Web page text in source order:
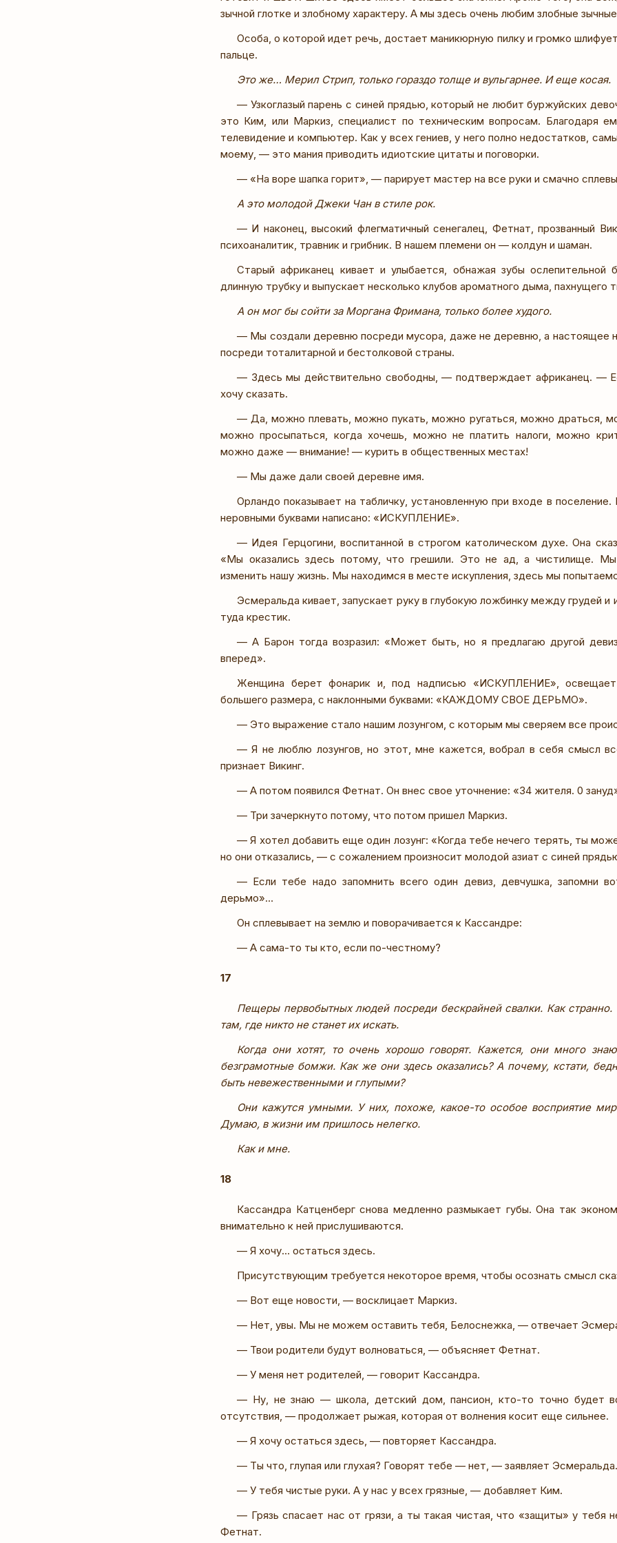
зычной глотке и злобному характеру. А мы здесь очень любим злобные
Особа, о которой идет речь, достает маникюрную пилку и громко
пальце.
Это же… Мерил Стрип, только гораздо толще и вульгарнее. И еще косая.
— Узкоглазый парень с синей прядью, который не любит буржуйских
это Ким, или Маркиз, специалист по техническим вопросам. Благодаря
телевидение и компьютер. Как у всех гениев, у него полно недостатков,
моему, — это мания приводить идиотские цитаты и поговорки.
— «На воре шапка горит», — парирует мастер на все руки и смачно
А это молодой Джеки Чан в стиле рок.
— И наконец, высокий флегматичный сенегалец, Фетнат, прозванный
психоаналитик, травник и грибник. В нашем племени он — колдун и шаман.
Старый африканец кивает и улыбается, обнажая зубы ослепительной
длинную трубку и выпускает несколько клубов ароматного дыма, пахнущего
А он мог бы сойти за Моргана Фримана, только более худого.
— Мы создали деревню посреди мусора, даже не деревню, а настоящее
посреди тоталитарной и бестолковой страны.
— Здесь мы действительно свободны, — подтверждает африканец. —
хочу сказать.
— Да, можно плевать, можно пукать, можно ругаться, можно драться,
можно просыпаться, когда хочешь, можно не платить налоги, можно
можно даже — внимание! — курить в общественных местах!
— Мы даже дали своей деревне имя.
Орландо показывает на табличку, установленную при входе в
неровными буквами написано: «ИСКУПЛЕНИЕ».
— Идея Герцогини, воспитанной в строгом католическом духе. Она
«Мы оказались здесь потому, что грешили. Это не ад, а чистилище.
изменить нашу жизнь. Мы находимся в месте искупления, здесь мы
Эсмеральда кивает, запускает руку в глубокую ложбинку между грудей и
туда крестик.
— А Барон тогда возразил: «Может быть, но я предлагаю другой
вперед».
Женщина берет фонарик и, под надписью «ИСКУПЛЕНИЕ», освещает
большего размера, с наклонными буквами: «КАЖДОМУ СВОЕ ДЕРЬМО».
— Это выражение стало нашим лозунгом, с которым мы сверяем все
— Я не люблю лозунгов, но этот, мне кажется, вобрал в себя смысл
признает Викинг.
— А потом появился Фетнат. Он внес свое уточнение: «34 жителя. 0
— Три зачеркнуто потому, что потом пришел Маркиз.
— Я хотел добавить еще один лозунг: «Когда тебе нечего терять, ты
но они отказались, — с сожалением произносит молодой азиат с синей
— Если тебе надо запомнить всего один девиз, девчушка, запомни
дерьмо»…
Он сплевывает на землю и поворачивается к Кассандре:
— А сама-то ты кто, если по-честному?
17
Пещеры первобытных людей посреди бескрайней свалки. Как странно.
там, где никто не станет их искать.
Когда они хотят, то очень хорошо говорят. Кажется, они много
безграмотные бомжи. Как же они здесь оказались? А почему, кстати,
быть невежественными и глупыми?
Они кажутся умными. У них, похоже, какое-то особое восприятие
Думаю, в жизни им пришлось нелегко.
Как и мне.
18
Кассандра Катценберг снова медленно размыкает губы. Она так
внимательно к ней прислушиваются.
— Я хочу… остаться здесь.
Присутствующим требуется некоторое время, чтобы осознать смысл
— Вот еще новости, — восклицает Маркиз.
— Нет, увы. Мы не можем оставить тебя, Белоснежка, — отвечает
— Твои родители будут волноваться, — объясняет Фетнат.
— У меня нет родителей, — говорит Кассандра.
— Ну, не знаю — школа, детский дом, пансион, кто-то точно будет
отсутствия, — продолжает рыжая, которая от волнения косит еще сильнее.
— Я хочу остаться здесь, — повторяет Кассандра.
— Ты что, глупая или глухая? Говорят тебе — нет, — заявляет Эсмеральда.
— У тебя чистые руки. А у нас у всех грязные, — добавляет Ким.
— Грязь спасает нас от грязи, а ты такая чистая, что «защиты» у тебя
Фетнат.